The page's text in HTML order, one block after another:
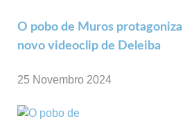
O pobo de Muros protagoniza
novo videoclip de Deleiba
25 Novembro 2024